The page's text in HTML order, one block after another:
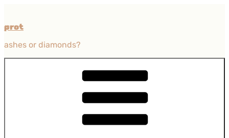
treści
prot
ashes or diamonds?